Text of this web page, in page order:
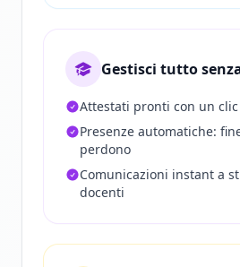
Gestisci tutto
Attestati pronti con un clic
Presenze automatiche:
perdono
Comunicazioni instant a
docenti